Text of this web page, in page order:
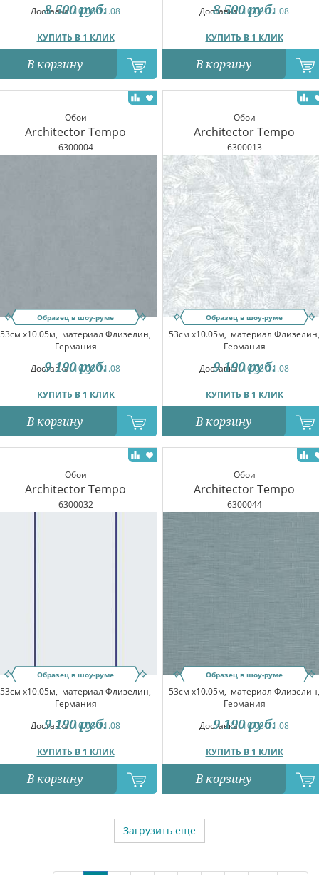
Доставка:10.08-11.08
КУПИТЬ В 1 КЛИК
8 500 руб.
В корзину
Доставка:10.08-11.08
КУПИТЬ В 1 КЛИК
8 500 руб.
В корзину
Обои
Architector Tempo
6300004
Образец в шоу-руме
53см x10.05м, материал Флизелин,
Германия
Доставка:10.08-11.08
КУПИТЬ В 1 КЛИК
9 190 руб.
В корзину
Обои
Architector Tempo
6300013
Образец в шоу-руме
53см x10.05м, материал Флизелин,
Германия
Доставка:10.08-11.08
КУПИТЬ В 1 КЛИК
9 190 руб.
В корзину
Обои
Architector Tempo
6300032
Образец в шоу-руме
53см x10.05м, материал Флизелин,
Германия
Доставка:10.08-11.08
КУПИТЬ В 1 КЛИК
9 190 руб.
В корзину
Обои
Architector Tempo
6300044
Образец в шоу-руме
53см x10.05м, материал Флизелин,
Германия
Доставка:10.08-11.08
КУПИТЬ В 1 КЛИК
9 190 руб.
В корзину
Загрузить еще